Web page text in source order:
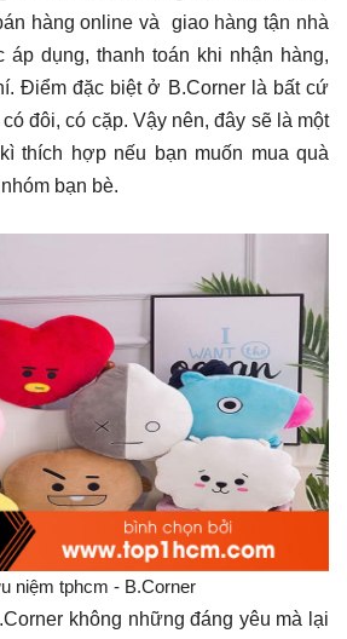
hàng online và giao hàng tận nhà
áp dụng, thanh toán khi nhận hàng,
Điểm đặc biệt ở B.Corner là bất cứ
đôi, có cặp. Vậy nên, đây sẽ là một
thích hợp nếu bạn muốn mua quà
bạn bè.
niệm tphcm - B.Corner
không những đáng yêu mà lại